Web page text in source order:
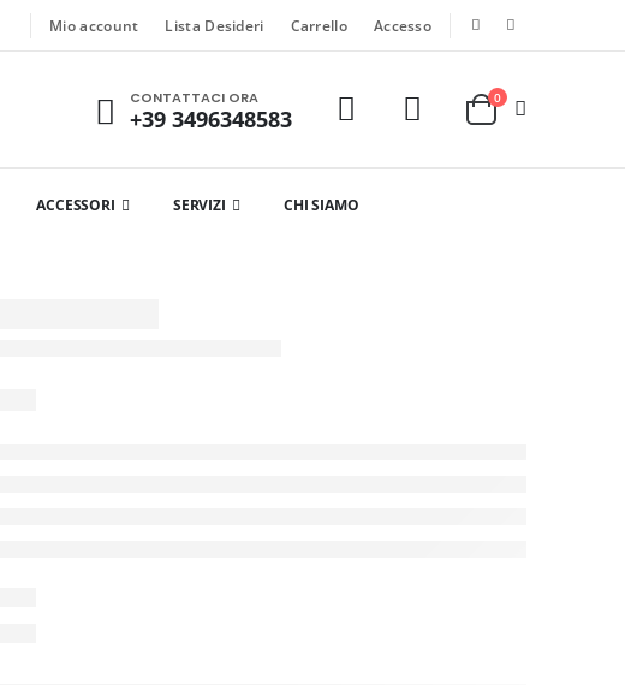
Mio account Lista Desideri Carrello Accesso
CONTATTACI ORA
+39 3496348583
0
ACCESSORI SERVIZI CHI SIAMO